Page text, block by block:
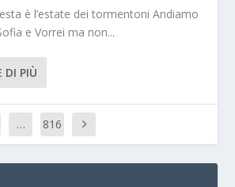
è l’estate dei tormentoni Andiamo
e Vorrei ma non...
DI PIÙ
… 816